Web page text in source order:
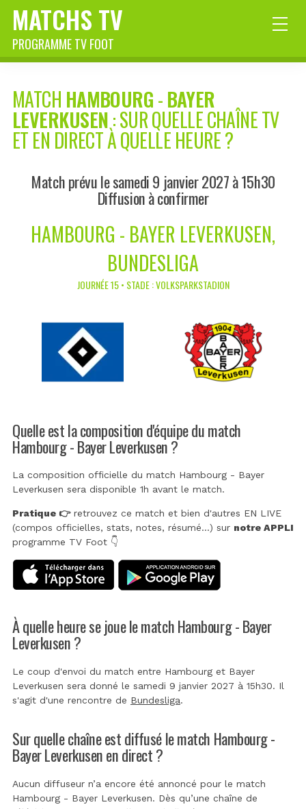
MATCHS TV
PROGRAMME TV FOOT
MATCH HAMBOURG-BAYER
LEVERKUSEN: SUR QUELLE CHAÎNE TV
ET EN DIRECT À QUELLE HEURE ?
Match prévu le samedi 9 janvier 2027 à 15h30
Diffusion à confirmer
HAMBOURG - BAYER LEVERKUSEN,
BUNDESLIGA
JOURNÉE 15 • STADE : VOLKSPARKSTADION
Quelle est la composition d'équipe du match
Hambourg - Bayer Leverkusen ?
La composition officielle du match Hambourg - Bayer
Leverkusen sera disponible 1h avant le match.
Pratique 👉retrouvez ce match et bien d'autres EN LIVE
(compos officielles, stats, notes, résumé...) sur notre APPLI
programme TV Foot 👇
À quelle heure se joue le match Hambourg - Bayer
Leverkusen ?
Le coup d'envoi du match entre Hambourg et Bayer
Leverkusen sera donné le samedi 9 janvier 2027 à 15h30. Il
s'agit d'une rencontre de Bundesliga.
Sur quelle chaîne est diffusé le match Hambourg -
Bayer Leverkusen en direct ?
Aucun diffuseur n’a encore été annoncé pour le match
Hambourg - Bayer Leverkusen. Dès qu’une chaîne de